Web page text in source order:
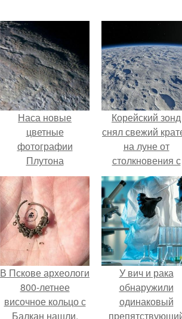
Наса новые
цветные
фотографии
Плутона
опубликовала.
Корейский зонд
снял свежий
на луне от
столкновения с
обломком Falcon
В Пскове археологи
800-летнее
височное кольцо с
Балкан нашли.
У вич и рака
обнаружили
одинаковый